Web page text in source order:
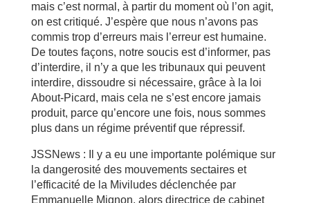
mais c’est normal, à partir du moment où l’on agit,
on est critiqué. J’espère que nous n’avons pas
commis trop d’erreurs mais l’erreur est humaine.
De toutes façons, notre soucis est d’informer, pas
d’interdire, il n’y a que les tribunaux qui peuvent
interdire, dissoudre si nécessaire, grâce à la loi
About-Picard, mais cela ne s’est encore jamais
produit, parce qu’encore une fois, nous sommes
plus dans un régime préventif que répressif.
JSSNews : Il y a eu une importante polémique sur
la dangerosité des mouvements sectaires et
l’efficacité de la Miviludes déclenchée par
Emmanuelle Mignon, alors directrice de cabinet